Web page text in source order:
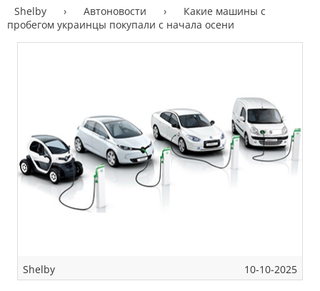
Shelby › Автоновости ›
Какие машины с
пробегом украинцы покупали с начала осени
Shelby 10-10-2025